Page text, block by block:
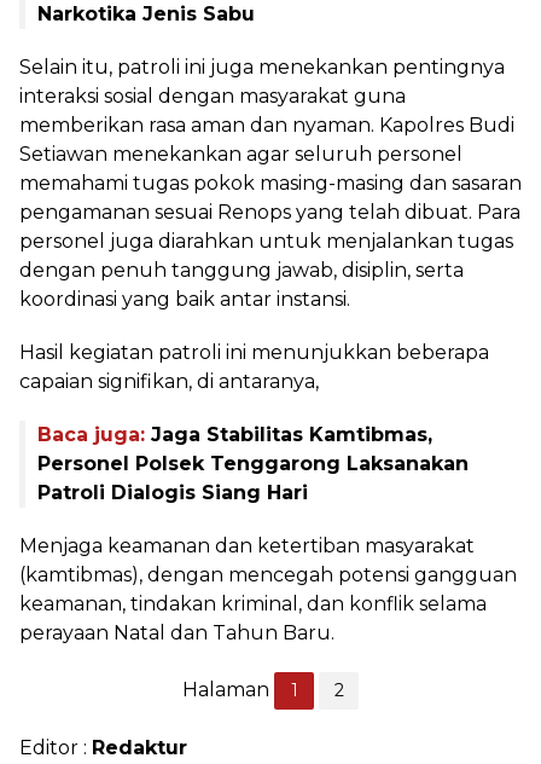
Narkotika Jenis Sabu
Selain itu, patroli ini juga menekankan pentingnya
interaksi sosial dengan masyarakat guna
memberikan rasa aman dan nyaman. Kapolres Budi
Setiawan menekankan agar seluruh personel
memahami tugas pokok masing-masing dan sasaran
pengamanan sesuai Renops yang telah dibuat. Para
personel juga diarahkan untuk menjalankan tugas
dengan penuh tanggung jawab, disiplin, serta
koordinasi yang baik antar instansi.
Hasil kegiatan patroli ini menunjukkan beberapa
capaian signifikan, di antaranya,
Baca juga: Jaga Stabilitas Kamtibmas,
Personel Polsek Tenggarong Laksanakan
Patroli Dialogis Siang Hari
Menjaga keamanan dan ketertiban masyarakat
(kamtibmas), dengan mencegah potensi gangguan
keamanan, tindakan kriminal, dan konflik selama
perayaan Natal dan Tahun Baru.
Halaman 1 2
Editor : Redaktur